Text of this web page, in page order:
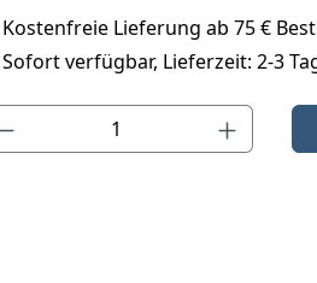
Kostenfreie Lieferung ab 75 €
Sofort verfügbar, Lieferzeit: 2-3
Anzahl: Gib den gewünschten